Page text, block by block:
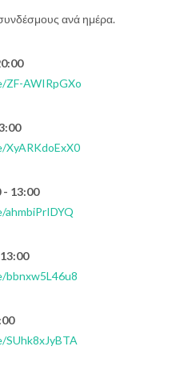
ανά ημέρα.
AWIRpGXo
- 13:00
bbnxw5L46u8